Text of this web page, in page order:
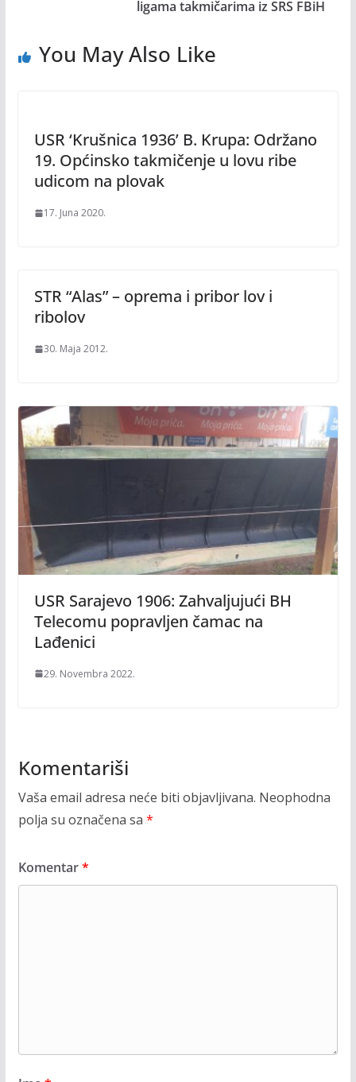
ligama takmičarima iz SRS FBiH
You May Also Like
USR ‘Krušnica 1936’ B. Krupa: Održano
19. Općinsko takmičenje u lovu ribe
udicom na plovak
17. Juna 2020.
STR “Alas” – oprema i pribor lov i
ribolov
30. Maja 2012.
USR Sarajevo 1906: Zahvaljujući BH
Telecomu popravljen čamac na
Lađenici
29. Novembra 2022.
Komentariši
Vaša email adresa neće biti objavljivana. Neophodna
polja su označena sa *
Komentar*